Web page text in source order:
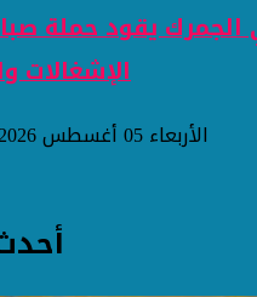
يقود حملة
الإشغالات
الأربعاء 05 أغسطس 2026 04:21 مساءً